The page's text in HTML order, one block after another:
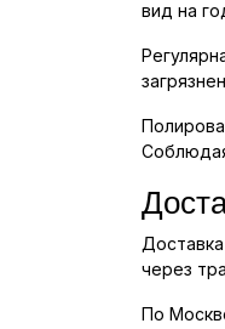
вид на
через
По